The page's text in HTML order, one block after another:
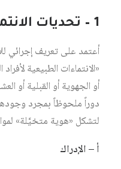
1 – تحديات الانتماءات الفرعية
أعتمد على تعريف إجرائي
«الانتماءات الطبيعية
أو الجهوية أو القبلية أو
دوراً ملحوظاً بمجرد
لتشكل «هوية متخيَّلة»
أ – الإدراك